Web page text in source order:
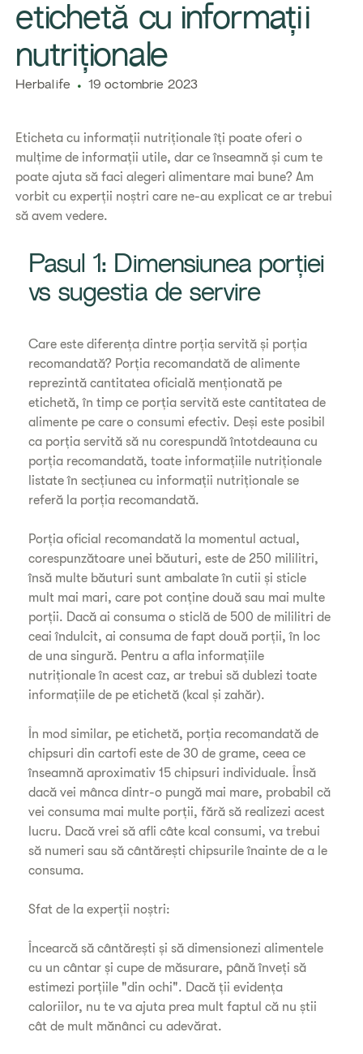
etichetă cu informații
nutriționale
Herbalife 19 octombrie 2023
Eticheta cu informații nutriționale îți poate oferi o
mulțime de informații utile, dar ce înseamnă și cum te
poate ajuta să faci alegeri alimentare mai bune? Am
vorbit cu experții noștri care ne-au explicat ce ar trebui
să avem vedere.
Pasul 1: Dimensiunea porției
vs sugestia de servire
Care este diferența dintre porția servită și porția
recomandată? Porția recomandată de alimente
reprezintă cantitatea oficială menționată pe
etichetă, în timp ce porția servită este cantitatea de
alimente pe care o consumi efectiv. Deși este posibil
ca porția servită să nu corespundă întotdeauna cu
porția recomandată, toate informațiile nutriționale
listate în secțiunea cu informații nutriționale se
referă la porția recomandată.
Porția oficial recomandată la momentul actual,
corespunzătoare unei băuturi, este de 250 mililitri,
însă multe băuturi sunt ambalate în cutii și sticle
mult mai mari, care pot conține două sau mai multe
porții. Dacă ai consuma o sticlă de 500 de mililitri de
ceai îndulcit, ai consuma de fapt două porții, în loc
de una singură. Pentru a afla informațiile
nutriționale în acest caz, ar trebui să dublezi toate
informațiile de pe etichetă (kcal și zahăr).
În mod similar, pe etichetă, porția recomandată de
chipsuri din cartofi este de 30 de grame, ceea ce
înseamnă aproximativ 15 chipsuri individuale. Însă
dacă vei mânca dintr-o pungă mai mare, probabil că
vei consuma mai multe porții, fără să realizezi acest
lucru. Dacă vrei să afli câte kcal consumi, va trebui
să numeri sau să cântărești chipsurile înainte de a le
consuma.
Sfat de la experții noștri:
Încearcă să cântărești și să dimensionezi alimentele
cu un cântar și cupe de măsurare, până înveți să
estimezi porțiile "din ochi". Dacă ții evidența
caloriilor, nu te va ajuta prea mult faptul că nu știi
cât de mult mănânci cu adevărat.